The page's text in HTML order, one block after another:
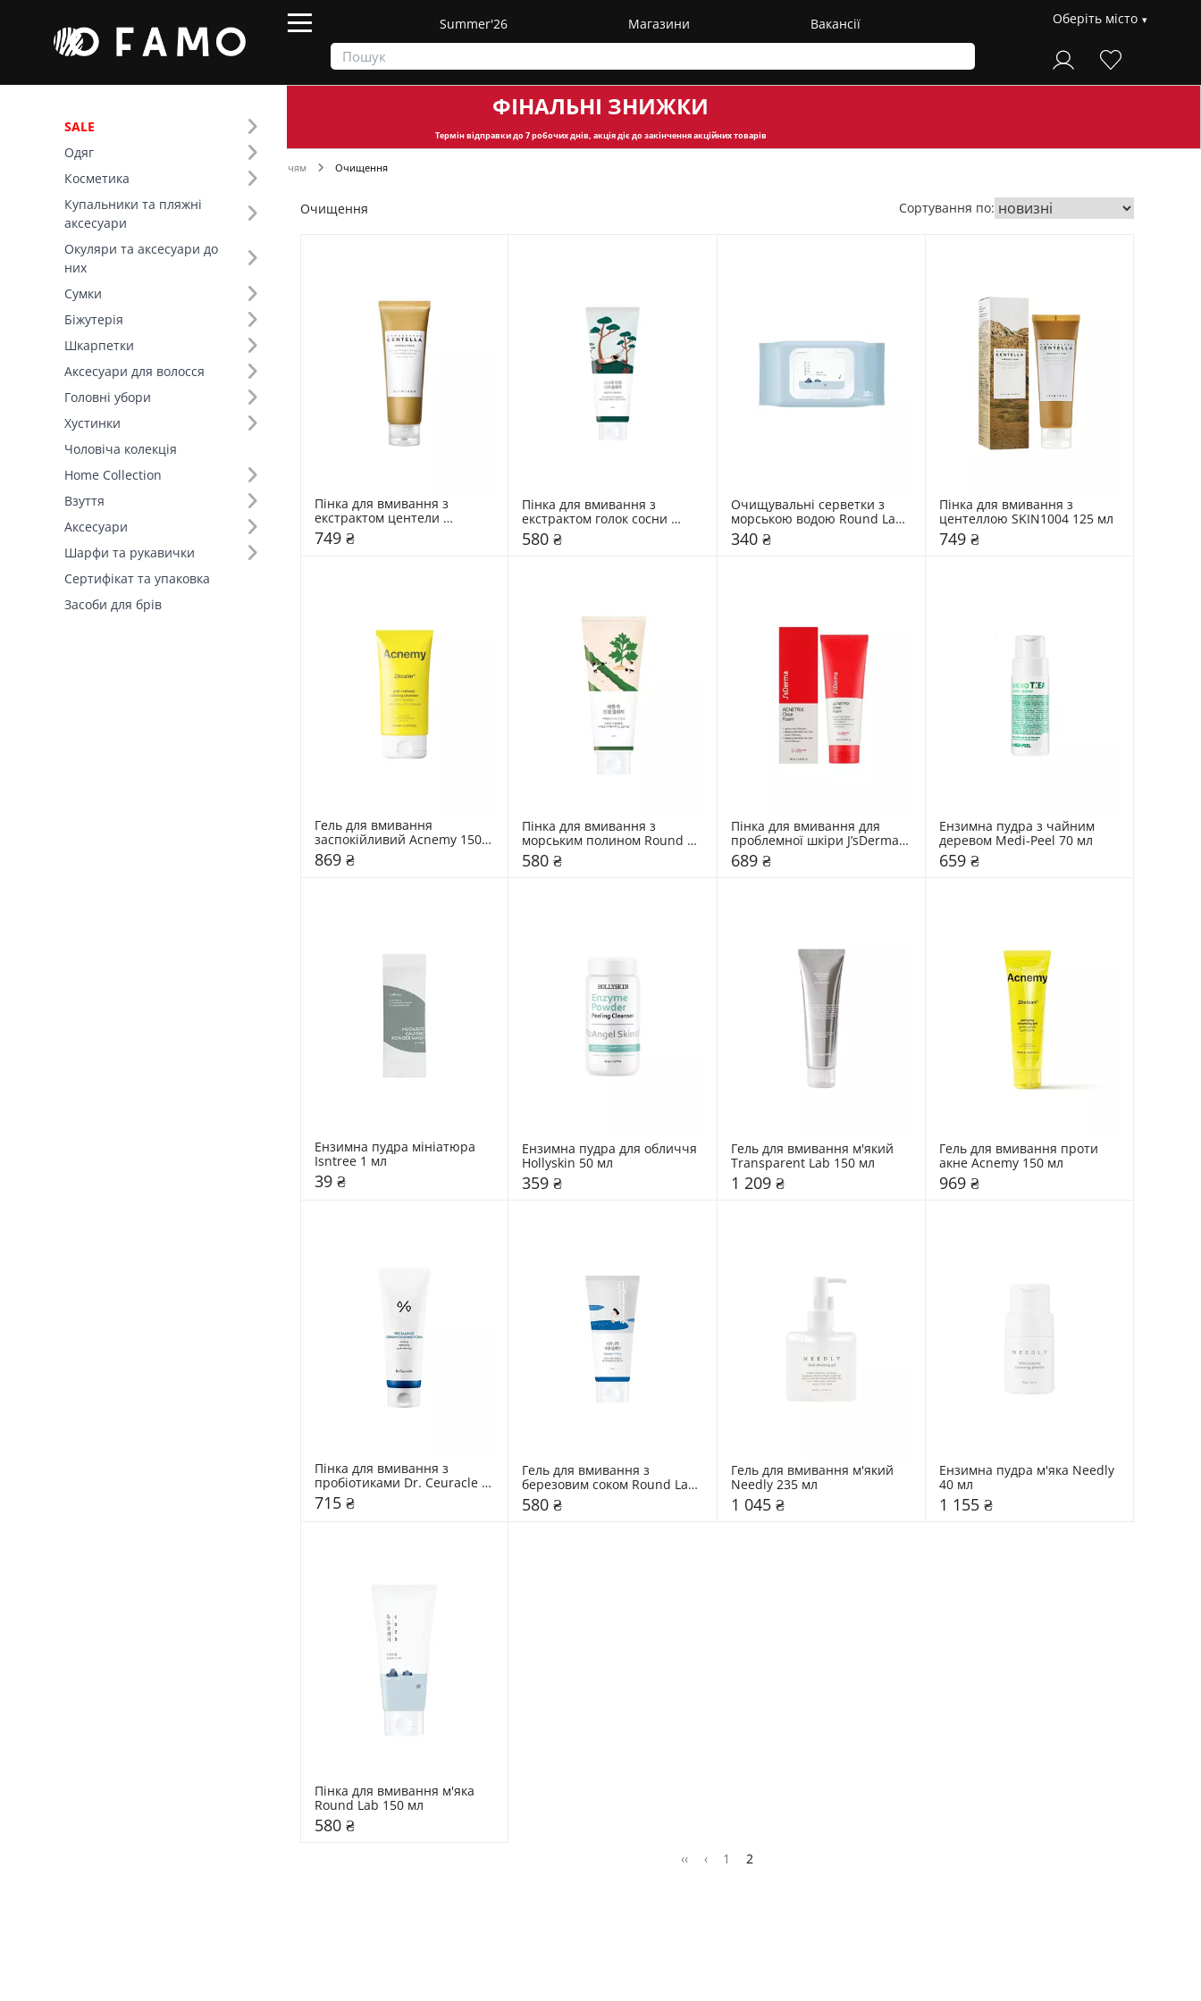
Summer'26 Магазини Вакансії Оберіть місто
SALE
Одяг
Косметика
Купальники та пляжні
аксесуари
Окуляри та аксесуари до
них
Сумки
Біжутерія
Шкарпетки
Аксесуари для волосся
Головні убори
Хустинки
Чоловіча колекція
Home Collection
Взуття
Аксесуари
Шарфи та рукавички
Сертифікат та упаковка
Засоби для брів
ФІНАЛЬНІ ЗНИЖКИ
Термін відправкидо 7 робочих днів, акція діє до закінчення акційних товарів
Догляд за обличчям Очищення
Фільтр
Ціна
SALE
Вид товару (18)
Бренд (28)
Тип шкіри (7)
Очищення Сортування по:
Пінка для вмивання з
екстрактом центели
SKIN1004 125 мл
749 ₴
Пінка для вмивання з
екстрактом голок сосни
Round Lab 150 мл
580 ₴
Очищувальні серветки з
морською водою Round Lab
30 шт
340 ₴
Пінка для вмивання з
центеллою SKIN1004 125 мл
749 ₴
Гель для вмивання
заспокійливий Acnemy 150
мл
869 ₴
Пінка для вмивання з
морським полином Round
Lab 150 мл
580 ₴
Пінка для вмивання для
проблемної шкіри J’sDerma
130 мл
689 ₴
Ензимна пудра з чайним
деревом Medi-Peel 70 мл
659 ₴
Ензимна пудра мініатюра
Isntree 1 мл
39 ₴
Ензимна пудра для обличчя
Hollyskin 50 мл
359 ₴
Гель для вмивання м'який
Transparent Lab 150 мл
1 209 ₴
Гель для вмивання проти
акне Acnemy 150 мл
969 ₴
Пінка для вмивання з
пробіотиками Dr. Ceuracle
150 мл
715 ₴
Гель для вмивання з
березовим соком Round Lab
150 мл
580 ₴
Гель для вмивання м'який
Needly 235 мл
1 045 ₴
Ензимна пудра м'яка Needly
40 мл
1 155 ₴
Пінка для вмивання м'яка
Round Lab 150 мл
580 ₴
‹‹ ‹ 1 2